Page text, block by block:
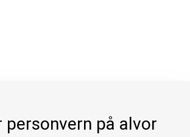
personvern på alvor